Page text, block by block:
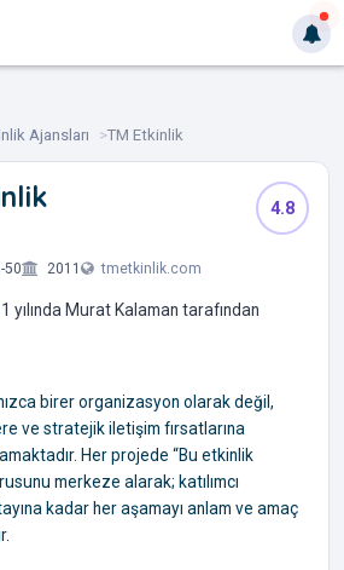
Ajansları TM Etkinlik
4.8
50 2011 tmetkinlik.com
yılında Murat Kalaman tarafından
birer organizasyon olarak değil,
ve stratejik iletişim fırsatlarına
Her projede “Bu etkinlik
merkeze alarak; katılımcı
kadar her aşamayı anlam ve amaç